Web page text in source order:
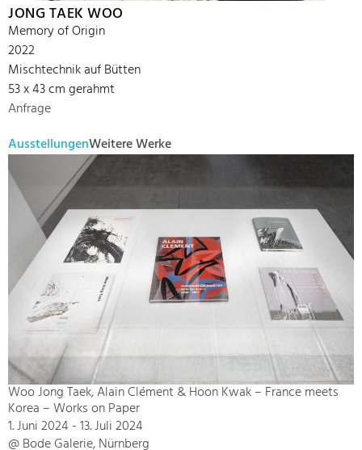
JONG TAEK WOO
Memory of Origin
2022
Mischtechnik auf Bütten
53 x 43 cm gerahmt
Anfrage
AusstellungenWeitere Werke
Woo Jong Taek, Alain Clément & Hoon Kwak – France meets
Korea – Works on Paper
1. Juni 2024 - 13. Juli 2024
@ Bode Galerie, Nürnberg